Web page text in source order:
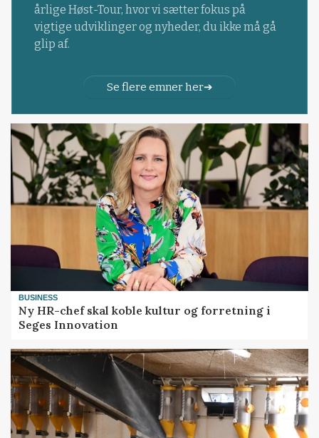
årlige Høst-Tour, hvor vi sætter fokus på
vigtige udviklinger og nyheder, du ikke må gå
glip af.
Se flere emner her
BUSINESS
Ny HR-chef skal koble kultur og forretning i
Seges Innovation